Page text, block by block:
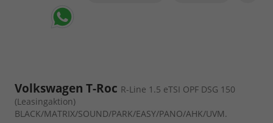
Volkswagen T-Roc R-Line 1.5 eTSI OPF DSG 150
(Leasingaktion)
BLACK/MATRIX/SOUND/PARK/EASY/PANO/AHK/UVM.